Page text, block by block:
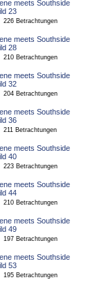
226 Betrachtungen
210 Betrachtungen
204 Betrachtungen
211 Betrachtungen
223 Betrachtungen
210 Betrachtungen
197 Betrachtungen
195 Betrachtungen